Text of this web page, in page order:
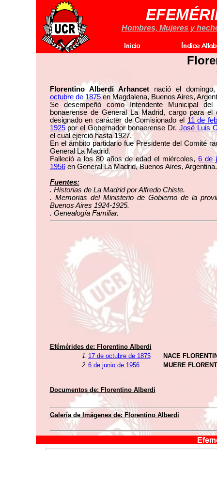
Hombres, Mujeres y
Florentino Alberdi Arhancetnació el
octubre de 1875en Magdalena, Buenos Aires,
Se desempeñó como Intendente Municipal del
bonaerense de General La Madrid, cargo para el
designado en carácter de Comisionado el 11 de
1925por el Gobernador bonaerense Dr. José Luis
el cual ejerció hasta 1927.
En el ámbito partidario fue Presidente del Comité
General La Madrid.
Falleció a los 80 años de edad el miércoles, 6 de
1956en General La Madrid, Buenos Aires, Argentina.
Fuentes:
. Historias de La Madrid por Alfredo Chiste.
. Memorias del Ministerio de Gobierno de la
Buenos Aires 1924-1925.
. Genealogía Familiar.
Efémérides de: Florentino Alberdi
1. 17 de octubre de 1875
NACE
2. 6 de junio de 1956 MUERE
Documentos de: Florentino Alberdi
Galería de Imágenes de: Florentino Alberdi